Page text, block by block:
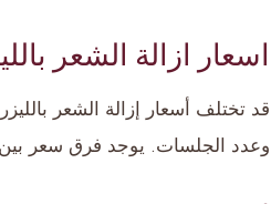
اسعار ازالة الشعر بالليزر
قد تختلف أسعار إزالة الشعر
وعدد الجلسات. يوجد فرق سعر بين